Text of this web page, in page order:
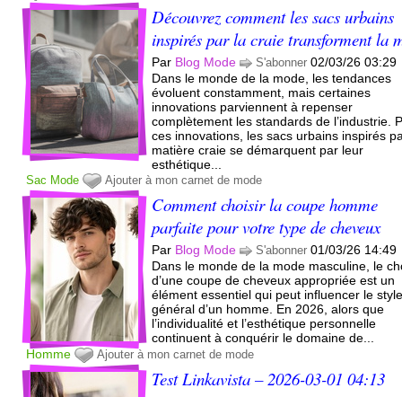
Découvrez comment les sacs urbains
inspirés par la craie transforment la
Par Blog Mode S'abonner 02/03/26 03:29
Dans le monde de la mode, les tendances
évoluent constamment, mais certaines
innovations parviennent à repenser
complètement les standards de l’industrie.
ces innovations, les sacs urbains inspirés
matière craie se démarquent par leur
esthétique...
Sac Mode Ajouter à mon carnet de mode
Comment choisir la coupe homme
parfaite pour votre type de cheveux
Par Blog Mode S'abonner 01/03/26 14:49
Dans le monde de la mode masculine, le
d’une coupe de cheveux appropriée est un
élément essentiel qui peut influencer le
général d’un homme. En 2026, alors que
l’individualité et l’esthétique personnelle
continuent à conquérir le domaine de...
Homme
Ajouter à mon carnet de mode
Test Linkavista – 2026-03-01 04:13